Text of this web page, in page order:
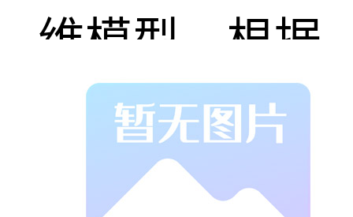
维模型，根据
甲方提供的布
局现状与局部